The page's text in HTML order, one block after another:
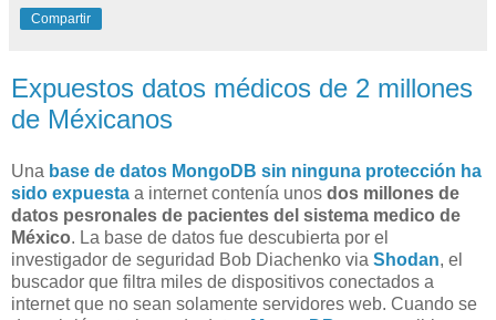
Compartir
Expuestos datos médicos de 2 millones
de Méxicanos
Una base de datos MongoDB sin ninguna protección ha
sido expuesta a internet contenía unos dos millones de
datos pesronales de pacientes del sistema medico de
México. La base de datos fue descubierta por el
investigador de seguridad Bob Diachenko via Shodan, el
buscador que filtra miles de dispositivos conectados a
internet que no sean solamente servidores web. Cuando se